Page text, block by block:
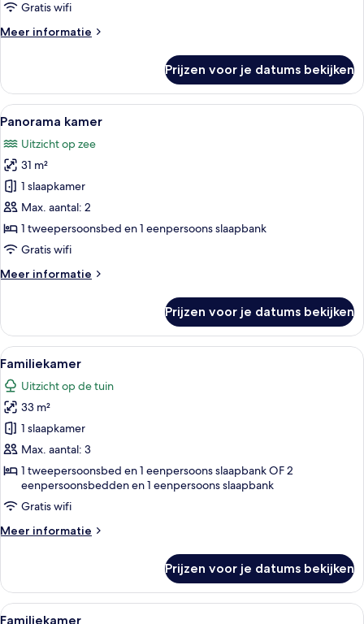
Gratis wifi
Meer informatie
Meer
studio
suite,
1
Prijzen voor je datums bekijken
Alle
foto's
voor
Panorama
kamer
laden
Een slaapkamer met een groot bed,
3
Panorama kamer
Uitzicht op zee
31 m²
1 slaapkamer
Max. aantal: 2
1 tweepersoonsbed en 1 eenpersoons slaapbank
Gratis wifi
Meer informatie
Meer
kamer
Prijzen voor je datums bekijken
Alle
foto's
voor
Familiekamer
laden
Een hotelkamer met een groot bed,
5
Familiekamer
Uitzicht op de tuin
33 m²
1 slaapkamer
Max. aantal: 3
1 tweepersoonsbed en 1 eenpersoons slaapbank OF 2
eenpersoonsbedden en 1 eenpersoons slaapbank
Gratis wifi
Meer informatie
Meer
Prijzen voor je datums bekijken
Alle
Familiekamer | Luxe beddengoed,
6
Familiekamer